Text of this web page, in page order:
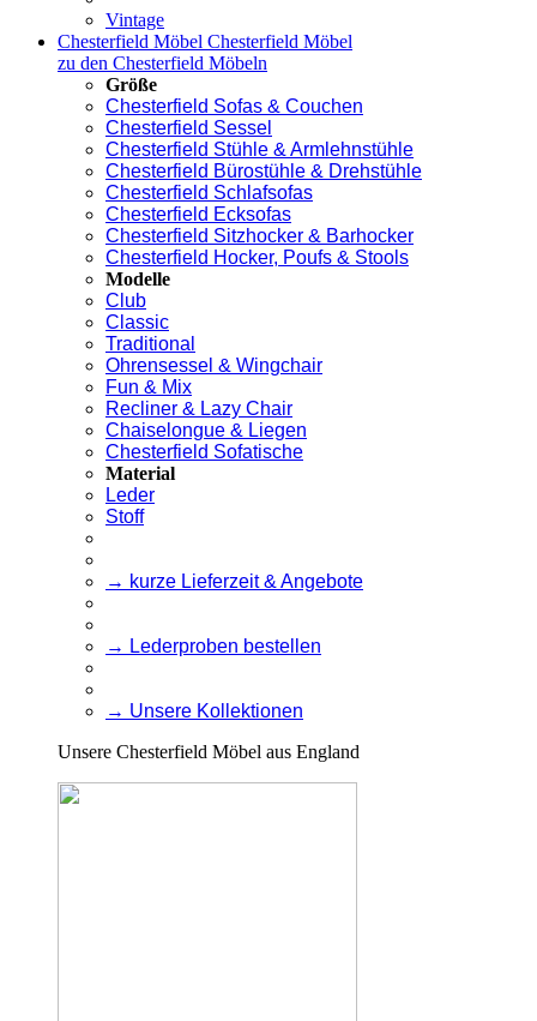
Vintage
Chesterfield Möbel Chesterfield Möbel
zu den Chesterfield Möbeln
Größe
Chesterfield Sofas & Couchen
Chesterfield Sessel
Chesterfield Stühle & Armlehnstühle
Chesterfield Bürostühle & Drehstühle
Chesterfield Schlafsofas
Chesterfield Ecksofas
Chesterfield Sitzhocker & Barhocker
Chesterfield Hocker, Poufs & Stools
Modelle
Club
Classic
Traditional
Ohrensessel & Wingchair
Fun & Mix
Recliner & Lazy Chair
Chaiselongue & Liegen
Chesterfield Sofatische
Material
Leder
Stoff
→ kurze Lieferzeit & Angebote
→ Lederproben bestellen
→ Unsere Kollektionen
Unsere Chesterfield Möbel aus England